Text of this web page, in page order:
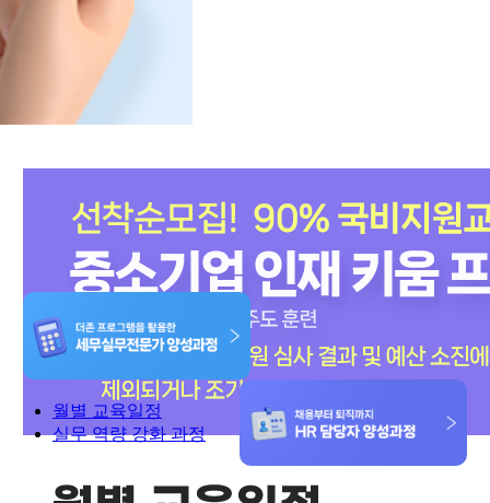
월별 교육일정
실무 역량 강화 과정